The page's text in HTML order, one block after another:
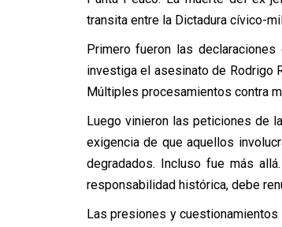
transita entre la Dictadura cívico-
Primero fueron las
investiga el asesinato de Rodrigo
Múltiples procesamientos contra
Luego vinieron las peticiones de
exigencia de que aquellos
degradados. Incluso fue más
responsabilidad histórica, debe
Las presiones y